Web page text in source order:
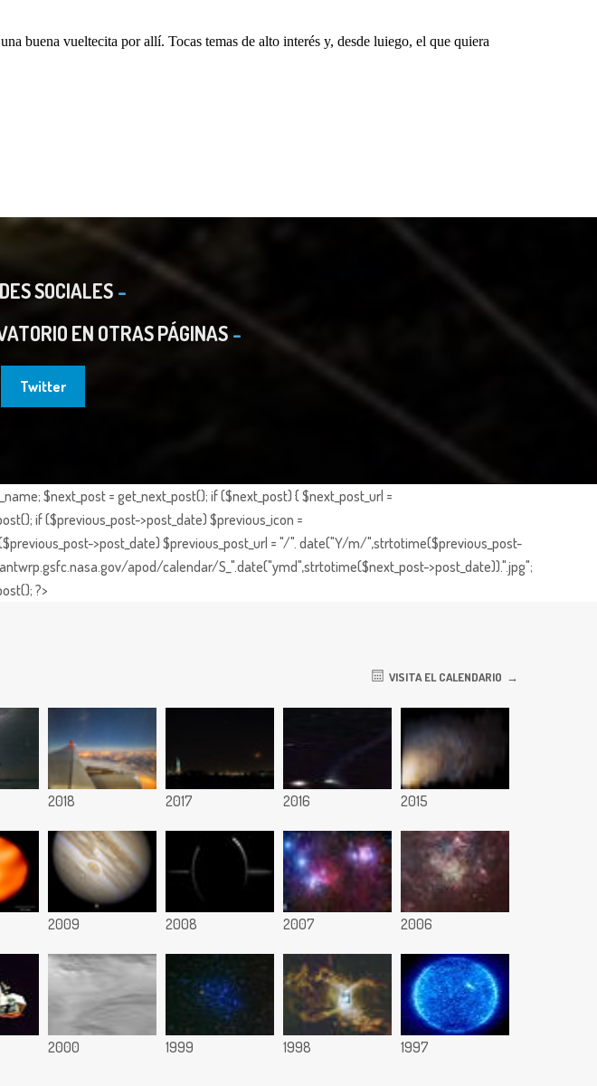
SOCIALES
EN OTRAS PÁGINAS
Twitter
$next_post = get_next_post(); if ($next_post) { $next_post_url =
if ($previous_post->post_date) $previous_icon =
>post_date) $previous_post_url = "/". date("Y/m/",strtotime($previous_post-
apod/calendar/S_".date("ymd",strtotime($next_post->post_date)).".jpg";
?>
VISITA EL CALENDARIO
2018 2017 2016 2015
2009 2008 2007 2006
2000 1999 1998 1997